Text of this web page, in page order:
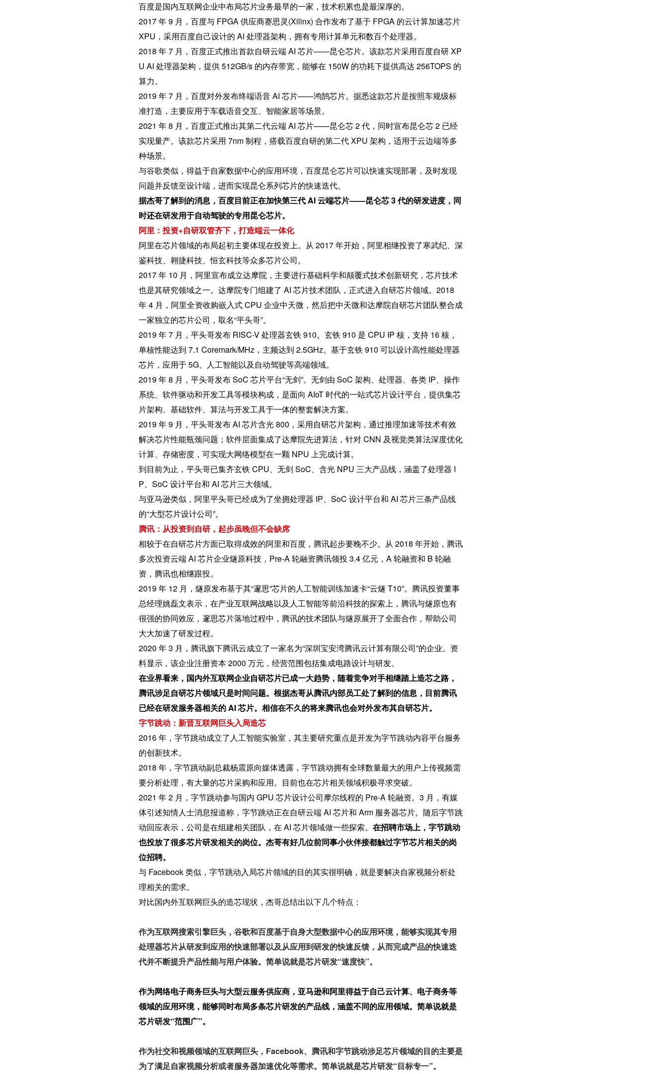
百度是国内互联网企业中布局芯片业务最早的一家，技术积累也是最深厚的。
2017 年 9 月，百度与 FPGA 供应商赛思灵(Xilinx) 合作发布了基于 FPGA 的云计算加速芯片
XPU，采用百度自己设计的 AI 处理器架构，拥有专用计算单元和数百个处理器。
2018 年 7 月，百度正式推出首款自研云端 AI 芯片——昆仑芯片。该款芯片采用百度自研 XP
U AI 处理器架构，提供 512GB/s 的内存带宽，能够在 150W 的功耗下提供高达 256TOPS 的
算力。
2019 年 7 月，百度对外发布终端语音 AI 芯片——鸿鹄芯片。据悉这款芯片是按照车规级标
准打造，主要应用于车载语音交互、智能家居等场景。
2021 年 8 月，百度正式推出其第二代云端 AI 芯片——昆仑芯 2 代，同时宣布昆仑芯 2 已经
实现量产。该款芯片采用 7nm 制程，搭载百度自研的第二代 XPU 架构，适用于云边端等多
种场景。
与谷歌类似，得益于自家数据中心的应用环境，百度昆仑芯片可以快速实现部署，及时发现
问题并反馈至设计端，进而实现昆仑系列芯片的快速迭代。
据杰哥了解到的消息，百度目前正在加快第三代 AI 云端芯片——昆仑芯 3 代的研发进度，同
时还在研发用于自动驾驶的专用昆仑芯片。
阿里：投资+自研双管齐下，打造端云一体化
阿里在芯片领域的布局起初主要体现在投资上。从 2017 年开始，阿里相继投资了寒武纪、深
鉴科技、翱捷科技、恒玄科技等众多芯片公司。
2017 年 10 月，阿里宣布成立达摩院，主要进行基础科学和颠覆式技术创新研究，芯片技术
也是其研究领域之一。达摩院专门组建了 AI 芯片技术团队，正式进入自研芯片领域。2018
年 4 月，阿里全资收购嵌入式 CPU 企业中天微，然后把中天微和达摩院自研芯片团队整合成
一家独立的芯片公司，取名“平头哥”。
2019 年 7 月，平头哥发布 RISC-V 处理器玄铁 910。玄铁 910 是 CPU IP 核，支持 16 核，
单核性能达到 7.1 Coremark/MHz，主频达到 2.5GHz。基于玄铁 910 可以设计高性能处理器
芯片，应用于 5G、人工智能以及自动驾驶等高端领域。
2019 年 8 月，平头哥发布 SoC 芯片平台“无剑”。无剑由 SoC 架构、处理器、各类 IP、操作
系统、软件驱动和开发工具等模块构成，是面向 AIoT 时代的一站式芯片设计平台，提供集芯
片架构、基础软件、算法与开发工具于一体的整套解决方案。
2019 年 9 月，平头哥发布 AI 芯片含光 800，采用自研芯片架构，通过推理加速等技术有效
解决芯片性能瓶颈问题；软件层面集成了达摩院先进算法，针对 CNN 及视觉类算法深度优化
计算、存储密度，可实现大网络模型在一颗 NPU 上完成计算。
到目前为止，平头哥已集齐玄铁 CPU、无剑 SoC、含光 NPU 三大产品线，涵盖了处理器 I
P、SoC 设计平台和 AI 芯片三大领域。
与亚马逊类似，阿里平头哥已经成为了坐拥处理器 IP、SoC 设计平台和 AI 芯片三条产品线
的“大型芯片设计公司”。
腾讯：从投资到自研，起步虽晚但不会缺席
相较于在自研芯片方面已取得成效的阿里和百度，腾讯起步要晚不少。从 2018 年开始，腾讯
多次投资云端 AI 芯片企业燧原科技，Pre-A 轮融资腾讯领投 3.4 亿元，A 轮融资和 B 轮融
资，腾讯也相继跟投。
2019 年 12 月，燧原发布基于其“邃思”芯片的人工智能训练加速卡“云燧 T10”。腾讯投资董事
总经理姚磊文表示，在产业互联网战略以及人工智能等前沿科技的探索上，腾讯与燧原也有
很强的协同效应，邃思芯片落地过程中，腾讯的技术团队与燧原展开了全面合作，帮助公司
大大加速了研发过程。
2020 年 3 月，腾讯旗下腾讯云成立了一家名为“深圳宝安湾腾讯云计算有限公司”的企业。资
料显示，该企业注册资本 2000 万元，经营范围包括集成电路设计与研发。
在业界看来，国内外互联网企业自研芯片已成一大趋势，随着竞争对手相继踏上造芯之路，
腾讯涉足自研芯片领域只是时间问题。根据杰哥从腾讯内部员工处了解到的信息，目前腾讯
已经在研发服务器相关的 AI 芯片。相信在不久的将来腾讯也会对外发布其自研芯片。
字节跳动：新晋互联网巨头入局造芯
2016 年，字节跳动成立了人工智能实验室，其主要研究重点是开发为字节跳动内容平台服务
的创新技术。
2018 年，字节跳动副总裁杨震原向媒体透露，字节跳动拥有全球数量最大的用户上传视频需
要分析处理，有大量的芯片采购和应用。目前也在芯片相关领域积极寻求突破。
2021 年 2 月，字节跳动参与国内 GPU 芯片设计公司摩尔线程的 Pre-A 轮融资。3 月，有媒
体引述知情人士消息报道称，字节跳动正在自研云端 AI 芯片和 Arm 服务器芯片。随后字节跳
动回应表示，公司是在组建相关团队，在 AI 芯片领域做一些探索。 在招聘市场上，字节跳动
也投放了很多芯片研发相关的岗位。杰哥有好几位前同事小伙伴接都触过字节芯片相关的岗
位招聘。
与 Facebook 类似，字节跳动入局芯片领域的目的其实很明确，就是要解决自家视频分析处
理相关的需求。
对比国内外互联网巨头的造芯现状，杰哥总结出以下几个特点：
作为互联网搜索引擎巨头，谷歌和百度基于自身大型数据中心的应用环境，能够实现其专用
处理器芯片从研发到应用的快速部署以及从应用到研发的快速反馈，从而完成产品的快速迭
代并不断提升产品性能与用户体验。简单说就是芯片研发“速度快”。
作为网络电子商务巨头与大型云服务供应商，亚马逊和阿里得益于自己云计算、电子商务等
领域的应用环境，能够同时布局多条芯片研发的产品线，涵盖不同的应用领域。简单说就是
芯片研发“范围广”。
作为社交和视频领域的互联网巨头，Facebook、腾讯和字节跳动涉足芯片领域的目的主要是
为了满足自家视频分析或者服务器加速优化等需求。简单说就是芯片研发“目标专一”。